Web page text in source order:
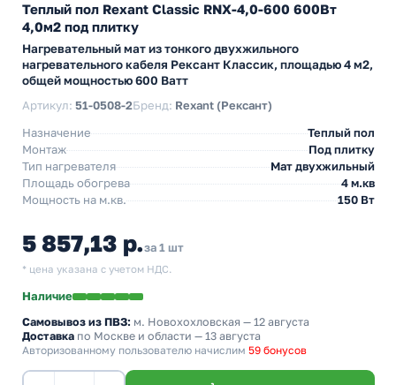
Теплый пол Rexant Classic RNX-4,0-600 600Вт
4,0м2 под плитку
Нагревательный мат из тонкого двухжильного
нагревательного кабеля Рексант Классик, площадью 4 м2,
общей мощностью 600 Ватт
Артикул: 51-0508-2Бренд: Rexant (Рексант)
Назначение
Теплый пол
Монтаж
Под плитку
Тип нагревателя
Мат двухжильный
Площадь обогрева
4 м.кв
Мощность на м.кв.
150 Вт
5 857,13 р.за 1 шт
* цена указана с учетом НДС.
Наличие
Самовывоз из ПВЗ: м. Новохохловская — 12 августа
Доставка по Москве и области — 13 августа
Авторизованному пользователю начислим 59 бонусов